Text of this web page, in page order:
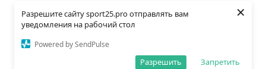
Разрешите сайту sport25.pro отправлять вам
уведомления на рабочий стол
Powered by SendPulse
Запретить
Разрешить
×